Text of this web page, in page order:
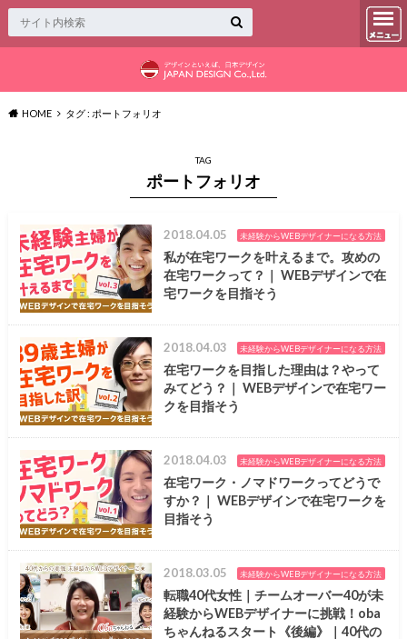
HOME タグ : ポートフォリオ
TAG
ポートフォリオ
2018.04.05 未経験からWEBデザイナーになる方法
私が在宅ワークを叶えるまで。攻めの
在宅ワークって？｜ WEBデザインで在
宅ワークを目指そう
2018.04.03 未経験からWEBデザイナーになる方法
在宅ワークを目指した理由は？やって
みてどう？｜ WEBデザインで在宅ワー
クを目指そう
2018.04.03 未経験からWEBデザイナーになる方法
在宅ワーク・ノマドワークってどうで
すか？｜ WEBデザインで在宅ワークを
目指そう
2018.03.05 未経験からWEBデザイナーになる方法
転職40代女性｜チームオーバー40が未
経験からWEBデザイナーに挑戦！oba
ちゃんねるスタート《後編》｜40代の